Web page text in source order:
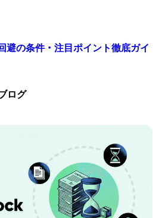
避の条件・注目ポイント徹底ガイ
ログ